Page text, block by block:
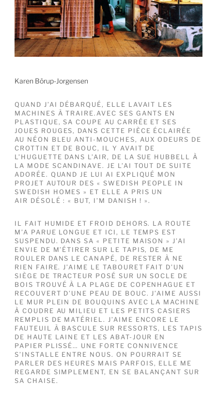
Karen Börup-Jorgensen
QUAND J’AI DÉBARQUÉ, ELLE LAVAIT LES
MACHINES À TRAIRE.AVEC SES GANTS EN
PLASTIQUE, SA COUPE AU CARRÉE ET SES
JOUES ROUGES, DANS CETTE PIÈCE ÉCLAIRÉE
AU NÉON BLEU ANTI-MOUCHES, AUX ODEURS DE
CROTTIN ET DE BOUC, IL Y AVAIT DE
L’HUGUETTE DANS L’AIR, DE LA SUE HUBBELL À
LA MODE SCANDINAVE. JE L’AI TOUT DE SUITE
ADORÉE. QUAND JE LUI AI EXPLIQUÉ MON
PROJET AUTOUR DES « SWEDISH PEOPLE IN
SWEDISH HOMES » ET ELLE A PRIS UN
AIR DÉSOLÉ : « BUT, I’M DANISH ! ».
IL FAIT HUMIDE ET FROID DEHORS. LA ROUTE
M’A PARUE LONGUE ET ICI, LE TEMPS EST
SUSPENDU. DANS SA « PETITE MAISON » J’AI
ENVIE DE M’ÉTIRER SUR LE TAPIS, DE ME
ROULER DANS LE CANAPÉ, DE RESTER À NE
RIEN FAIRE. J’AIME LE TABOURET FAIT D’UN
SIÈGE DE TRACTEUR POSÉ SUR UN SOCLE DE
BOIS TROUVÉ À LA PLAGE DE COPENHAGUE ET
RECOUVERT D’UNE PEAU DE BOUC. J’AIME AUSSI
LE MUR PLEIN DE BOUQUINS AVEC LA MACHINE
À COUDRE AU MILIEU ET LES PETITS CASIERS
REMPLIS DE MATÉRIEL. J’AIME ENCORE LE
FAUTEUIL À BASCULE SUR RESSORTS, LES TAPIS
DE HAUTE LAINE ET LES ABAT-JOUR EN
PAPIER PLISSÉ… UNE FORTE CONNIVENCE
S’INSTALLE ENTRE NOUS. ON POURRAIT SE
PARLER DES HEURES MAIS PARFOIS, ELLE ME
REGARDE SIMPLEMENT, EN SE BALANÇANT SUR
SA CHAISE.